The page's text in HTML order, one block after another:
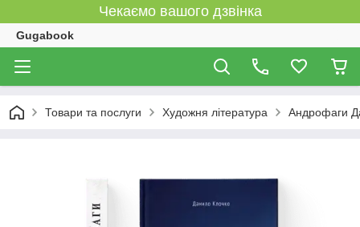
Чекаємо вашого дзвінка
Gugabook
Товари та послуги Художня література Андрофаги